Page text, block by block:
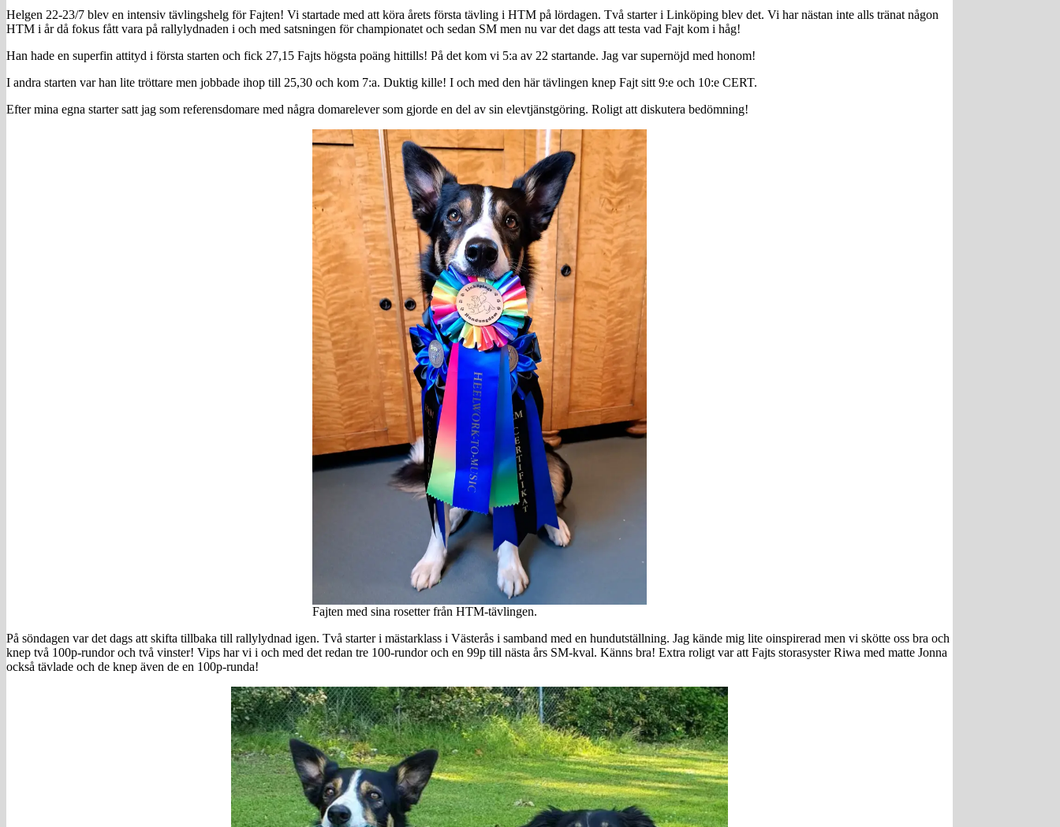
Helgen 22-23/7 blev en intensiv tävlingshelg för Fajten! Vi startade med att köra årets första tävling i HTM på lördagen. Två starter i Linköping blev det. Vi har nästan inte alls tränat någon
HTM i år då fokus fått vara på rallylydnaden i och med satsningen för championatet och sedan SM men nu var det dags att testa vad Fajt kom i håg!
Han hade en superfin attityd i första starten och fick 27,15 Fajts högsta poäng hittills! På det kom vi 5:a av 22 startande. Jag var supernöjd med honom!
I andra starten var han lite tröttare men jobbade ihop till 25,30 och kom 7:a. Duktig kille! I och med den här tävlingen knep Fajt sitt 9:e och 10:e CERT.
Efter mina egna starter satt jag som referensdomare med några domarelever som gjorde en del av sin elevtjänstgöring. Roligt att diskutera bedömning!
Fajten med sina rosetter från HTM-tävlingen.
På söndagen var det dags att skifta tillbaka till rallylydnad igen. Två starter i mästarklass i Västerås i samband med en hundutställning. Jag kände mig lite oinspirerad men vi skötte oss bra och
knep två 100p-rundor och två vinster! Vips har vi i och med det redan tre 100-rundor och en 99p till nästa års SM-kval. Känns bra! Extra roligt var att Fajts storasyster Riwa med matte Jonna
också tävlade och de knep även de en 100p-runda!